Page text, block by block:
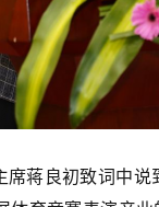
蒋良初致词中